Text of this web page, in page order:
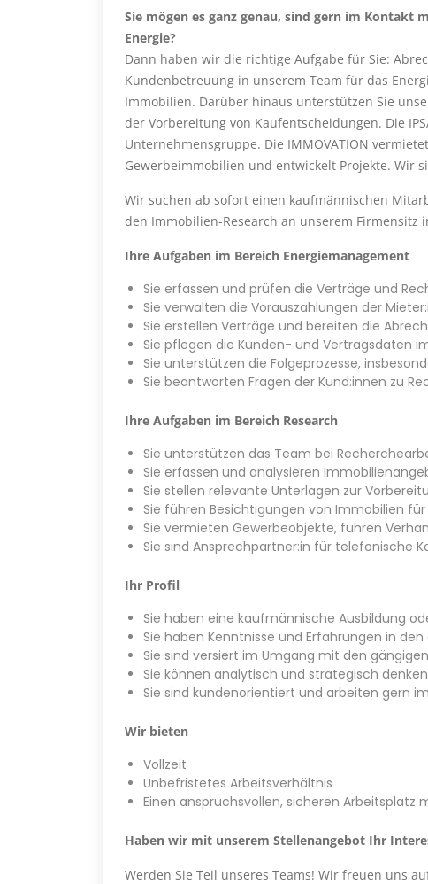
Sie mögen es ganz genau, sind gern im Kontakt
Energie?
Dann haben wir die richtige Aufgabe für Sie:
Kundenbetreuung in unserem Team für das
Immobilien. Darüber hinaus unterstützen Sie
der Vorbereitung von Kaufentscheidungen. Die
Unternehmensgruppe. Die IMMOVATION
Gewerbeimmobilien und entwickelt Projekte. Wir
Wir suchen ab sofort einen kaufmännischen
den Immobilien-Research an unserem Firmensitz
Ihre Aufgaben im Bereich Energiemanagement
Sie erfassen und prüfen die Verträge und
Sie verwalten die Vorauszahlungen der
Sie erstellen Verträge und bereiten die
Sie pflegen die Kunden- und Vertragsdaten
Sie unterstützen die Folgeprozesse,
Sie beantworten Fragen der Kund:innen zu
Ihre Aufgaben im Bereich Research
Sie unterstützen das Team bei
Sie erfassen und analysieren
Sie stellen relevante Unterlagen zur
Sie führen Besichtigungen von Immobilien
Sie vermieten Gewerbeobjekte, führen
Sie sind Ansprechpartner:in für telefonische
Ihr Profil
Sie haben eine kaufmännische Ausbildung
Sie haben Kenntnisse und Erfahrungen in
Sie sind versiert im Umgang mit den
Sie können analytisch und strategisch denken
Sie sind kundenorientiert und arbeiten gern
Wir bieten
Vollzeit
Unbefristetes Arbeitsverhältnis
Einen anspruchsvollen, sicheren Arbeitsplatz
Haben wir mit unserem Stellenangebot Ihr
Werden Sie Teil unseres Teams! Wir freuen uns